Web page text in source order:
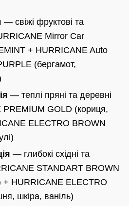
— свіжі фруктові та
Mirror Car
+ HURRICANE Auto
(бергамот,
— теплі пряні та деревні
PREMIUM GOLD (кориця,
ELECTRO BROWN
— глибокі східні та
STANDART BROWN
HURRICANE ELECTRO
шкіра, ваніль)